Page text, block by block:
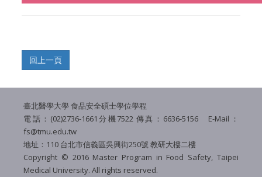
臺北醫學大學 食品安全碩士學位學程
電話：(02)2736-1661分機7522 傳真：6636-5156 E-Mail：
fs@tmu.edu.tw
地址：110 台北市信義區吳興街250號 教研大樓二樓
Copyright © 2016 Master Program in Food Safety,Taipei
Medical University. All rights reserved.